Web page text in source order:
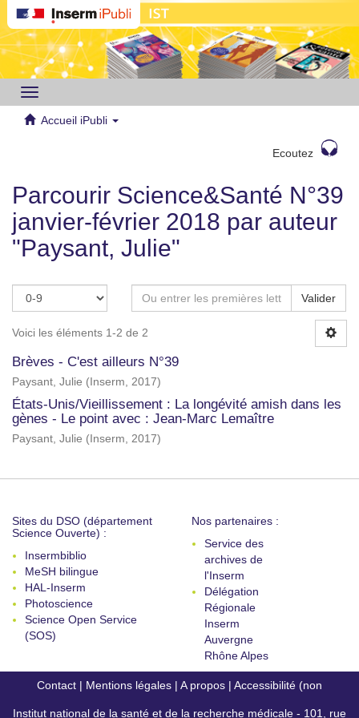
Toggle
navigation
Accueil iPubli
Ecoutez
Parcourir Science&Santé N°39
janvier-février 2018 par auteur
"Paysant, Julie"
Valider
Voici les éléments 1-2 de 2
Brèves - C'est ailleurs N°39
Paysant, Julie ( Inserm, 2017)
États-Unis/Vieillissement : La longévité amish dans les
gènes - Le point avec : Jean-Marc Lemaître
Paysant, Julie ( Inserm, 2017)
Sites du DSO (département
Science Ouverte) :
Insermbiblio
MeSH bilingue
HAL-Inserm
Photoscience
Science Open Service
(SOS)
Nos partenaires :
Service des
archives de
l'Inserm
Délégation
Régionale
Inserm
Auvergne
Rhône Alpes
Contact | Mentions légales | A propos | Accessibilité (non
conforme)
Institut national de la santé et de la recherche médicale - 101, rue